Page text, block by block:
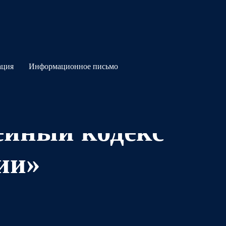
Информационное письмо
кодекс